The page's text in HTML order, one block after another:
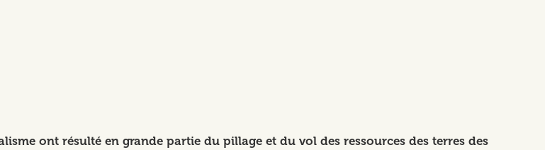
ont résulté en grande partie du pillage et du vol des ressources des terres des